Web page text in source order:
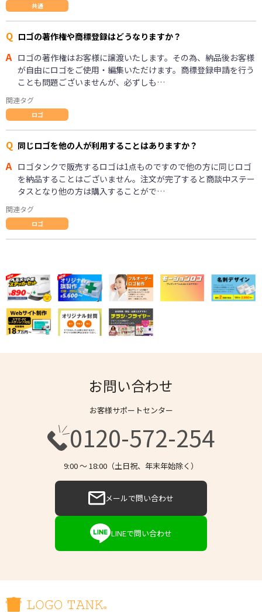
共通
Q ロゴの著作権や商標登録はどうなりますか？
A ロゴの著作権はお客様に譲渡いたします。その為、納品後お客様
が自由にロゴをご使用・編集いただけます。商標登録申請を行う
ことも問題ございませんが、必ずしも…
関連タグ
ロゴ
Q 同じロゴを他の人が利用することはありますか？
A ロゴタンクで販売するロゴは1点ものですので他の方に同じロゴ
を納品することはございません。注文が完了すると商談中ステー
タスとなり他の方は購入することがで…
関連タグ
ロゴ
お問い合わせ
お客様サポートセンター
0120-572-254
9:00 〜 18:00（土日祝、年末年始除く）
メールで問い合わせ
LINEで問い合わせ